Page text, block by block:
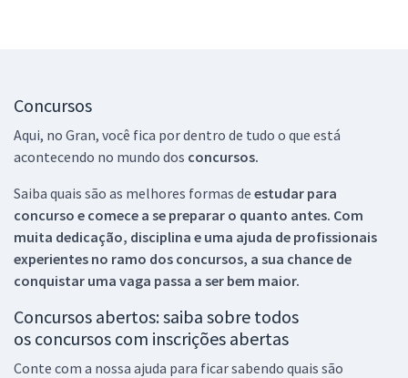
Concursos
Aqui, no Gran, você fica por dentro de tudo o que está
acontecendo no mundo dos concursos.
Saiba quais são as melhores formas de estudar para
concurso e comece a se preparar o quanto antes. Com
muita dedicação, disciplina e uma ajuda de profissionais
experientes no ramo dos concursos, a sua chance de
conquistar uma vaga passa a ser bem maior.
Concursos abertos: saiba sobre todos
os concursos com inscrições abertas
Conte com a nossa ajuda para ficar sabendo quais são